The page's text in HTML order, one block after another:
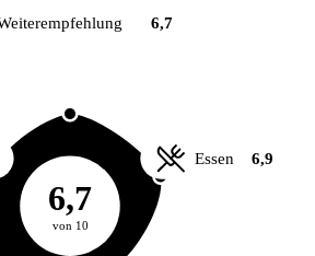
6,7
von 10
6,7
Essen 6,9